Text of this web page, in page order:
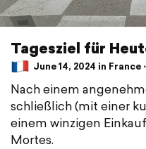
Tagesziel für
June 14, 2024 in France
Nach einem
schließlich (mit einer
einem winzigen
Mortes.